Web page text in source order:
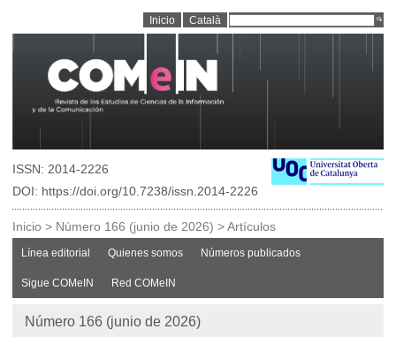
Inicio Català
ISSN: 2014-2226
DOI: https://doi.org/10.7238/issn.2014-2226
Inicio > Número 166 (junio de 2026) >Artículos
Línea editorial Quienes somos Números publicados
Sigue COMeIN Red COMeIN
Número 166 (junio de 2026)